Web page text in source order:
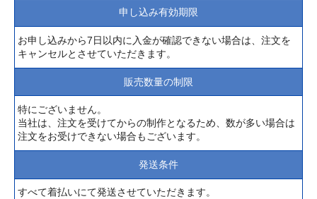
申し込み有効期限
お申し込みから7日以内に入金が確認できない場合は、注文を
キャンセルとさせていただきます。
販売数量の制限
特にございません。
当社は、注文を受けてからの制作となるため、数が多い場合は
注文をお受けできない場合もございます。
発送条件
すべて着払いにて発送させていただきます。